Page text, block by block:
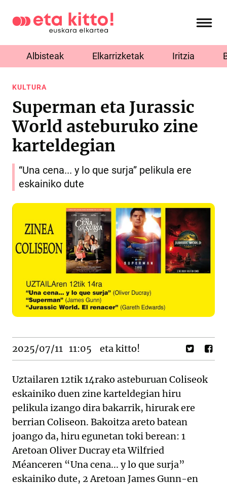
Albisteak Elkarrizketak Iritzia
KULTURA
Superman eta Jurassic
World asteburuko zine
karteldegian
“Una cena... y lo que surja” pelikula ere
eskainiko dute
2025/07/11 11:05 eta kitto!
Uztailaren 12tik 14rako asteburuan Coliseok
eskainiko duen zine karteldegian hiru
pelikula izango dira bakarrik, hirurak ere
berrian Coliseon. Bakoitza areto batean
joango da, hiru egunetan toki berean: 1
Aretoan Oliver Ducray eta Wilfried
Méanceren “Una cena... y lo que surja”
eskainiko dute, 2 Aretoan James Gunn-en